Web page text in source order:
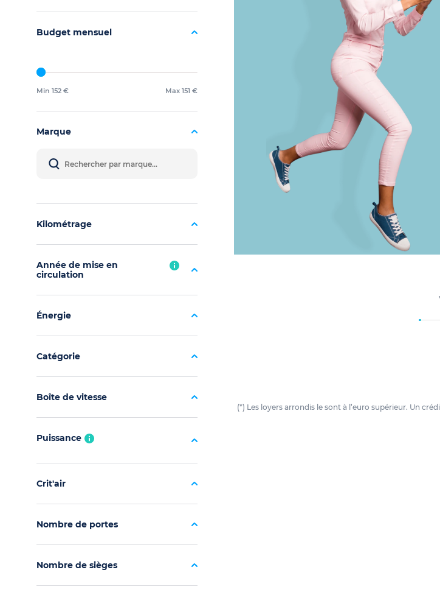
Budget mensuel
Min 152 € Max 151 €
Marque
Kilométrage
Année de mise en
circulation
Énergie
Catégorie
Boîte de vitesse
Puissance
Crit'air
Nombre de portes
Nombre de sièges
(*) Les loyers arrondis le sont à l’euro supérieur. Un